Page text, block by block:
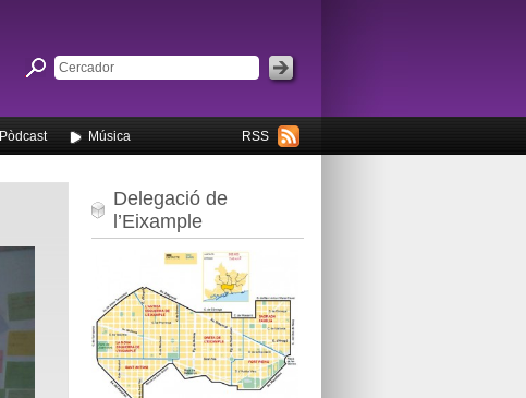
RSS
Pòdcast Música
Delegació de
l’Eixample